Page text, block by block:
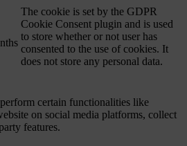
The cookie is set by the GDPR
Cookie Consent plugin and is used
to store whether or not user has
consented to the use of cookies. It
does not store any personal data.
certain functionalities like
on social media platforms, collect
features.